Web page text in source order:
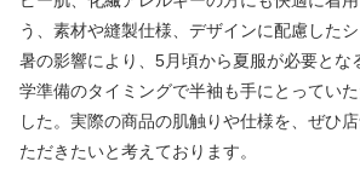
う、素材や縫製仕様、デザインに配慮した
暑の影響により、5月頃から夏服が必要とな
学準備のタイミングで半袖も手にとってい
した。実際の商品の肌触りや仕様を、ぜひ
ただきたいと考えております。